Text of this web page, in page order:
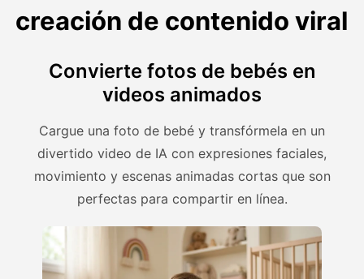
creación de contenido viral
Convierte fotos de bebés en
videos animados
Cargue una foto de bebé y transfórmela en un
divertido video de IA con expresiones faciales,
movimiento y escenas animadas cortas que son
perfectas para compartir en línea.